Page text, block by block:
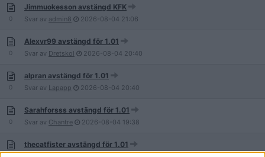
0
Jimmuokesson avstängd KFK
Svar av admin8 2026-08-04 21:06
0
Alexvr99 avstängd för 1.01
Svar av Dretskol 2026-08-04 20:40
0
alpran avstängd för 1.01
Svar av Lapapp 2026-08-04 20:40
0
Sarahforsss avstängd för 1.01
Svar av Chantre 2026-08-04 19:38
thecatfister avstängd för 1.01